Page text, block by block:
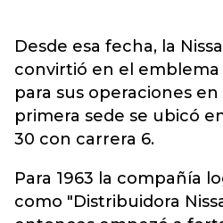
Desde esa fecha, la
convirtió en el emblema
para sus operaciones en
primera sede se ubicó
30 con carrera 6.
Para 1963 la compañía
como "Distribuidora